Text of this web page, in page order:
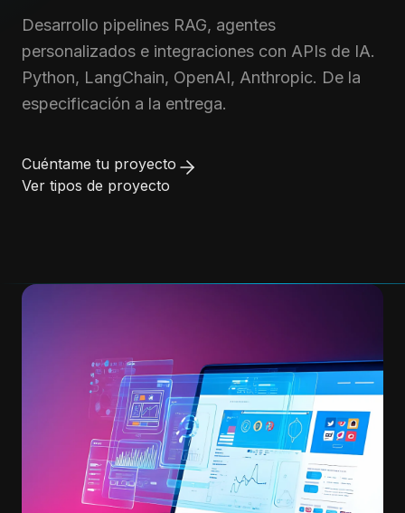
Desarrollo pipelines RAG, agentes
personalizados e integraciones con APIs de IA.
Python, LangChain, OpenAI, Anthropic. De la
especificación a la entrega.
Cuéntame tu proyecto
Ver tipos de proyecto